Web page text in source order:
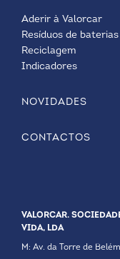
Aderir à Valorcar
Resíduos de baterias
Reciclagem
Indicadores
NOVIDADES
CONTACTOS
VALORCAR.
VIDA, LDA
M: Av. da Torre de